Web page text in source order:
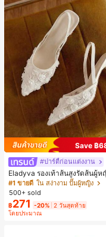
Save ฿
#ปาร์ตี้ก่อนแต่งงาน
Eladyva รองเท้าส้นสูงรัดส้นผู้ห
กไม้ประดับตาข่ายเสริมและสาม
มได้สองแบบ ส้นสูง 7 ซม. รูปแบ
หรูหรา ส้นเข็ม ลุคเทพนิยาย
#1 ขายดี ใน สง่างาม ปั๊มผู้หญิง
500+ sold
฿271 -20% 2 วันสุดท้าย
โดยประมาณ